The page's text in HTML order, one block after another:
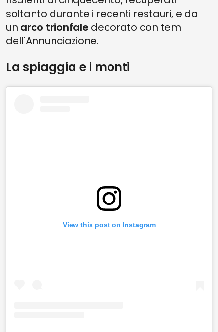
soltanto durante i recenti restauri, e da
un arco trionfale decorato con temi
dell'Annunciazione.
La spiaggia e i monti
View this post on Instagram